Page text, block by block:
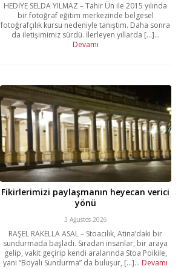
HEDİYE SELDA YILMAZ – Tahir Ün ile 2015 yılında
bir fotoğraf eğitim merkezinde belgesel
fotoğrafçılık kursu nedeniyle tanıştım. Daha sonra
da iletişimimiz sürdü. İlerleyen yıllarda [...]...
Devamı
Fikirlerimizi paylaşmanın heyecan verici
yönü
3 Ağustos 2026
RAŞEL RAKELLA ASAL – Stoacılık, Atina’daki bir
sundurmada başladı. Sıradan insanlar; bir araya
gelip, vakit geçirip kendi aralarında Stoa Poikile,
yani “Boyalı Sundurma” da buluşur, [...]... Devamı